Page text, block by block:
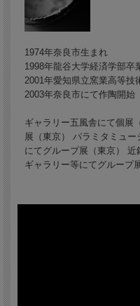
1974年奈良市生まれ
1998年龍谷大学経済学部卒
2001年愛知県立窯業高等技
2003年奈良市にて作陶開始
ギャラリー五風舎にて個展
展（東京） パラミタミュ
にてグループ展（東京）
ギャラリー等にてグループ